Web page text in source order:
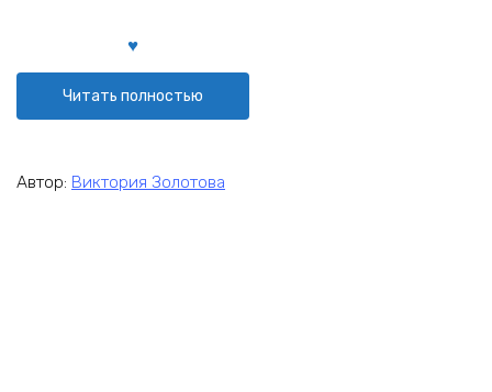
Читать полностью
Автор: Виктория Золотова